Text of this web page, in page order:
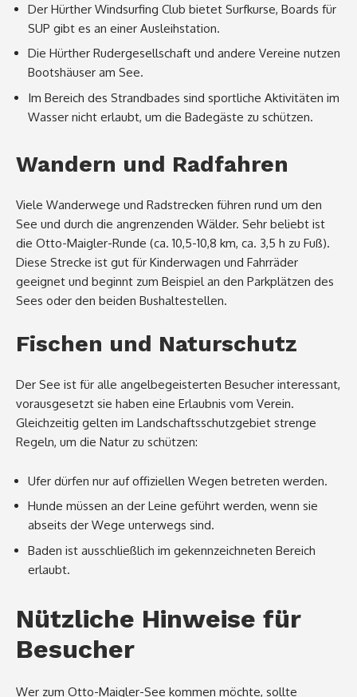
Der Hürther Windsurfing Club bietet Surfkurse, Boards für
SUP gibt es an einer Ausleihstation.
Die Hürther Rudergesellschaft und andere Vereine nutzen
Bootshäuser am See.
Im Bereich des Strandbades sind sportliche Aktivitäten im
Wasser nicht erlaubt, um die Badegäste zu schützen.
Wandern und Radfahren
Viele Wanderwege und Radstrecken führen rund um den
See und durch die angrenzenden Wälder. Sehr beliebt ist
die Otto-Maigler-Runde (ca. 10,5-10,8 km, ca. 3,5 h zu Fuß).
Diese Strecke ist gut für Kinderwagen und Fahrräder
geeignet und beginnt zum Beispiel an den Parkplätzen des
Sees oder den beiden Bushaltestellen.
Fischen und Naturschutz
Der See ist für alle angelbegeisterten Besucher interessant,
vorausgesetzt sie haben eine Erlaubnis vom Verein.
Gleichzeitig gelten im Landschaftsschutzgebiet strenge
Regeln, um die Natur zu schützen:
Ufer dürfen nur auf offiziellen Wegen betreten werden.
Hunde müssen an der Leine geführt werden, wenn sie
abseits der Wege unterwegs sind.
Baden ist ausschließlich im gekennzeichneten Bereich
erlaubt.
Nützliche Hinweise für
Besucher
Wer zum Otto-Maigler-See kommen möchte, sollte